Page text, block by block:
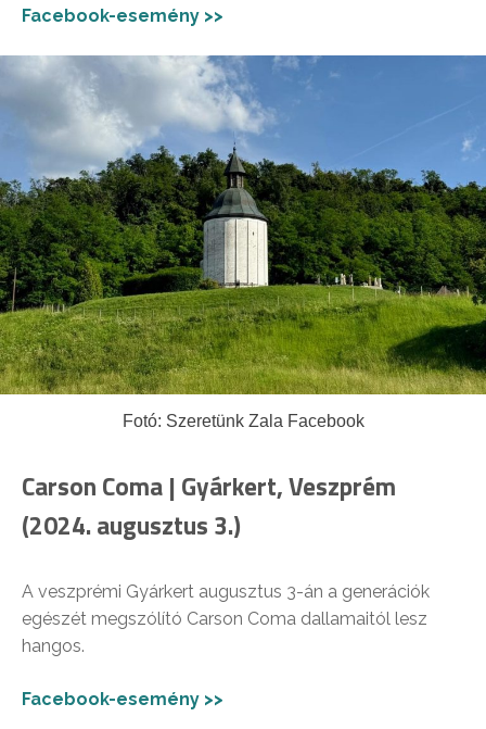
Facebook-esemény >>
Fotó: Szeretünk Zala Facebook
Carson Coma | Gyárkert, Veszprém
(2024. augusztus 3.)
A veszprémi Gyárkert augusztus 3-án a generációk
egészét megszólító Carson Coma dallamaitól lesz
hangos.
Facebook-esemény >>